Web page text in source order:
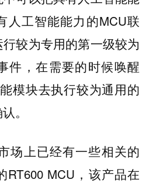
人工智能能力的MCU联
较为专用的第一级较为
件，在需要的时候唤醒
模块去执行较为通用的
。
场上已经有一些相关的
RT600 MCU，该产品在